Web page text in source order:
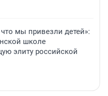
мы привезли детей»:
школе
элиту российской